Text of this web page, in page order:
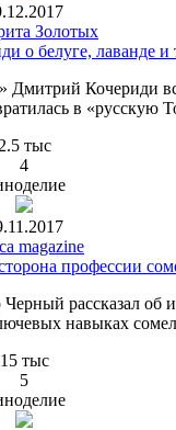
Золотых
о белуге, лаванде и
Дмитрий Кочериди
в «русскую
2.5 тыс
4
magazine
профессии
рассказал
навыках
15 тыс
5